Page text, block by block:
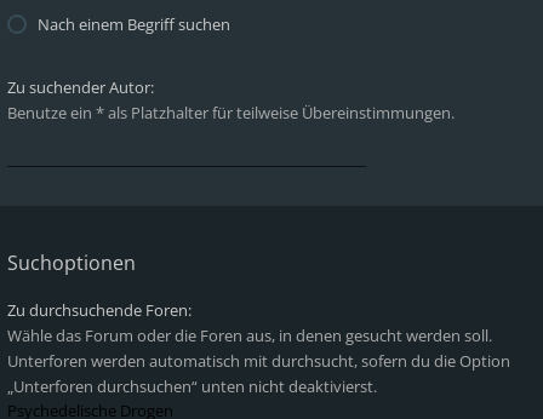
Nach einem Begriff suchen
Zu suchender Autor:
Benutze ein * als Platzhalter für teilweise Übereinstimmungen.
Suchoptionen
Zu durchsuchende Foren:
Wähle das Forum oder die Foren aus, in denen gesucht werden soll.
Unterforen werden automatisch mit durchsucht, sofern du die Option
„Unterforen durchsuchen“ unten nicht deaktivierst.